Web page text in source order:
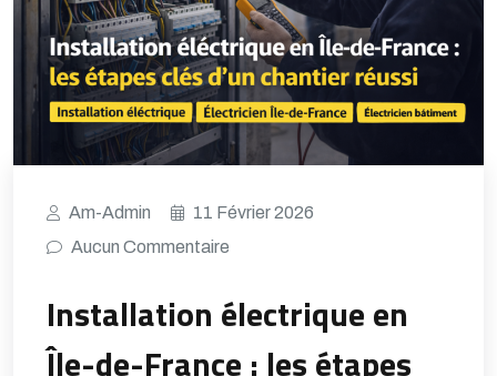
Am-Admin
11 Février 2026
Aucun Commentaire
Installation électrique en
Île-de-France : les étapes